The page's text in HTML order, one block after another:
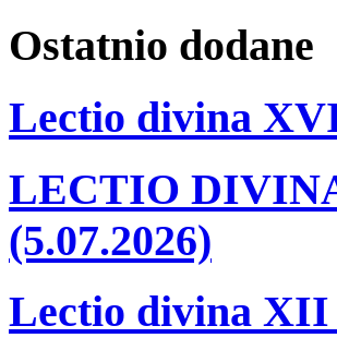
Ostatnio dodane
Lectio divina
LECTIO
(5.07.2026)
Lectio divina XII